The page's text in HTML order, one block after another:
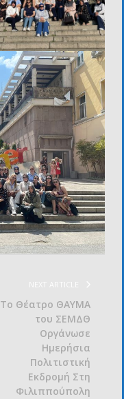
NEXT ARTICLE
Το Θέατρο ΘΑΥΜΑ
του ΣΕΜΔΘ
Οργάνωσε
Ημερήσια
Πολιτιστική
Εκδρομή Στη
Φιλιππούπολη